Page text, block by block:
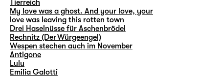
Tierreich
My love was a ghost. And your love, your
love was leaving this rotten town
Drei Haselnüsse für Aschenbrödel
Rechnitz (Der Würgeengel)
Wespen stechen auch im November
Antigone
Lulu
Emilia Galotti